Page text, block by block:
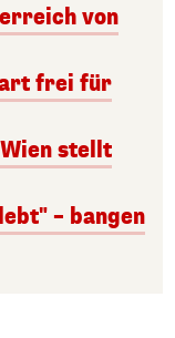
von
frei für
stellt
– bangen